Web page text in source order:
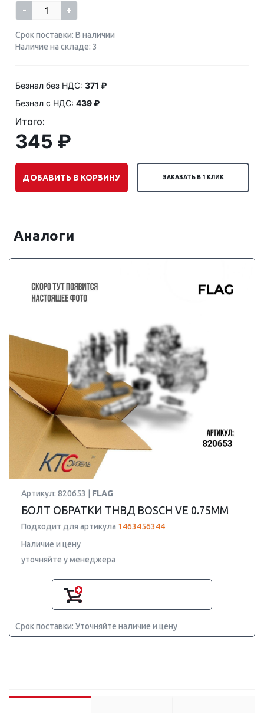
- +
Срок поставки: В наличии
Наличие на складе: 3
Безнал без НДС: 371 ₽
Безнал с НДС: 439 ₽
Итого:
345 ₽
ДОБАВИТЬ В КОРЗИНУ ЗАКАЗАТЬ В 1 КЛИК
Аналоги
Артикул: 820653 | FLAG
БОЛТ ОБРАТКИ ТНВД BOSCH VE 0.75MM
Подходит для артикула 1463456344
Наличие и цену
уточняйте у менеджера
Срок поставки: Уточняйте наличие и цену